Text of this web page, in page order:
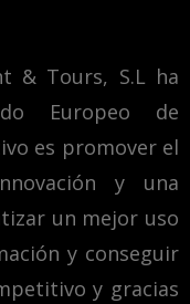
& Tours, S.L ha
Europeo de
es promover el
y una
un mejor uso
y conseguir
y gracias